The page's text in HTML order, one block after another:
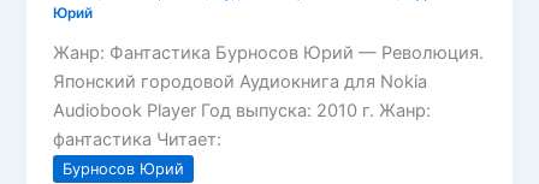
Юрий
Жанр: Фантастика Бурносов Юрий — Революция.
Японский городовой Аудиокнига для Nokia
Audiobook Player Год выпуска: 2010 г. Жанр:
фантастика Читает:
Бурносов Юрий